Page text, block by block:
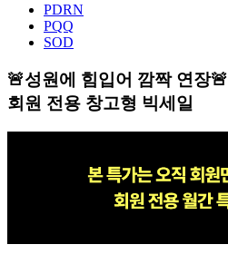
PDRN
PQQ
SOD
🚨성원에 힘입어 깜짝 연장🚨
회원 전용 창고형 빅세일